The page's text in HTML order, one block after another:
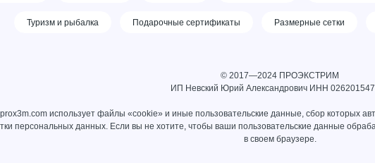
Туризм и рыбалка Подарочные сертификаты Размерные сетки
© 2017—2024 ПРОЭКСТРИМ
ИП Невский Юрий Александрович ИНН
использует файлы «cookie» и иные пользовательские данные, сбор которых
персональных данных. Если вы не хотите, чтобы ваши пользовательские данные
в своем браузере.